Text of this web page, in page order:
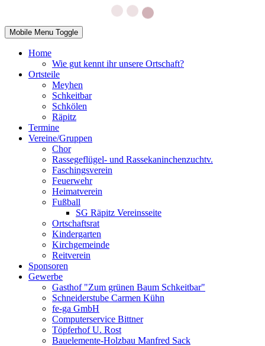
Mobile Menu Toggle
Home
Wie gut kennt ihr unsere Ortschaft?
Ortsteile
Meyhen
Schkeitbar
Schkölen
Räpitz
Termine
Vereine/Gruppen
Chor
Rassegeflügel- und Rassekaninchenzuchtv.
Faschingsverein
Feuerwehr
Heimatverein
Fußball
SG Räpitz Vereinsseite
Ortschaftsrat
Kindergarten
Kirchgemeinde
Reitverein
Sponsoren
Gewerbe
Gasthof "Zum grünen Baum Schkeitbar"
Schneiderstube Carmen Kühn
fe-ga GmbH
Computerservice Bittner
Töpferhof U. Rost
Bauelemente-Holzbau Manfred Sack